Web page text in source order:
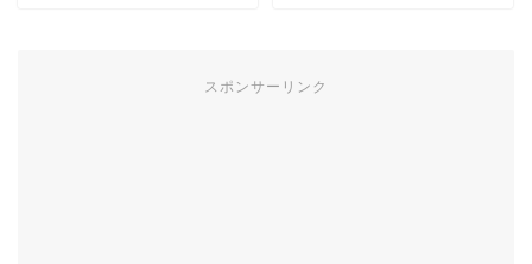
スポンサーリンク